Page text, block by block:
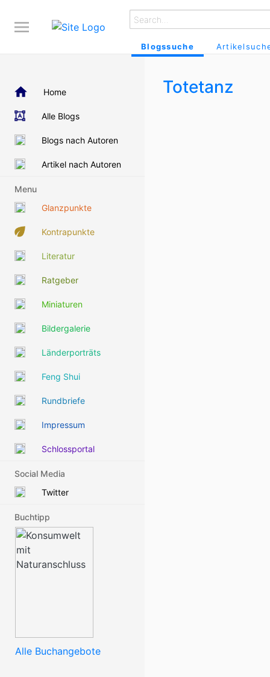
Blogssuche
Home
Alle Blogs
Blogs nach Autoren
Artikel nach Autoren
Menu
Glanzpunkte
Kontrapunkte
Literatur
Ratgeber
Miniaturen
Bildergalerie
Länderporträts
Feng Shui
Rundbriefe
Impressum
Schlossportal
Social Media
Twitter
Buchtipp
Alle Buchangebote
Totetanz